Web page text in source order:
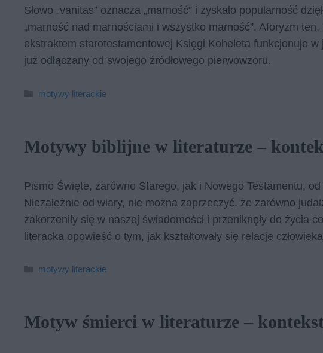
Słowo „vanitas” oznacza „marność” i zyskało popularność
„marność nad marnościami i wszystko marność”. Aforyzm
ekstraktem starotestamentowej Księgi Koheleta funkcjonuje
już odłączany od swojego źródłowego pierwowzoru.
Kategorie
motywy literackie
Motywy biblijne w literaturze –
Pismo Święte, zarówno Starego, jak i Nowego Testamentu,
Niezależnie od wiary, nie można zaprzeczyć, że zarówno
zakorzeniły się w naszej świadomości i przeniknęły do życia
literacka opowieść o tym, jak kształtowały się relacje
Kategorie
motywy literackie
Motyw śmierci w literaturze –